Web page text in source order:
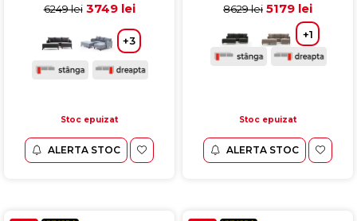
6249 lei 3749 lei
+3
Stoc epuizat
ALERTA STOC
8629 lei 5179 lei
+1
Stoc epuizat
ALERTA STOC